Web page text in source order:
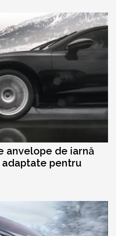
anvelope de iarnă
adaptate pentru